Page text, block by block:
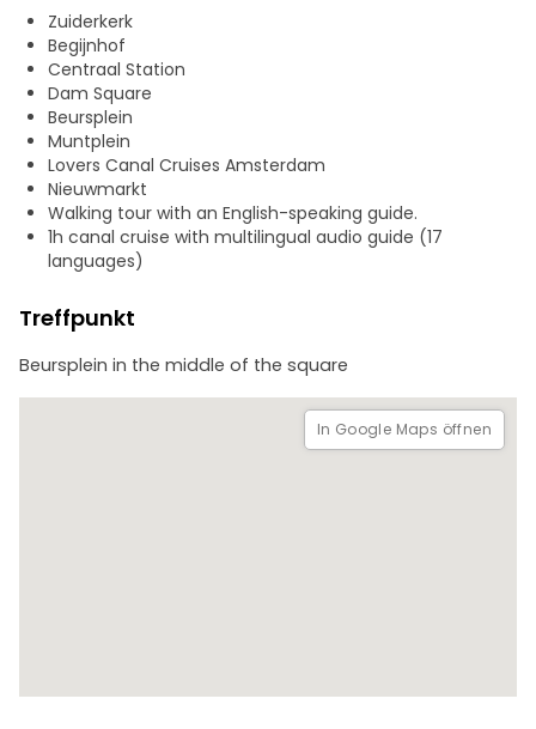
Von der wilden Geschichte der Prostitution und der
Entkriminalisierung von Drogen bis hin zur Tragödie der
Geschichte Anne Franks und der Besetzung durch die Nazis
- das Ziel ist es, Ihnen eine perfekte Einführung in diese
Stadt zu geben. Nach der Tour haben Sie alle Zeit der Welt,
um mit anderen Reisenden die Stadt weiter zu erkunden.
Ob Sie nun eines der berühmten Amsterdamer Museen
besuchen oder die Cafés und Bars des Jordaan-Viertels
erkunden, diese Tour wird Ihnen helfen, sich in dieser oft
verwirrenden Stadt zurechtzufinden und das Beste aus
Informationen zu einer einstündigen Bootsfahrt auf den
Grachten von Amsterdam.
Zuiderkerk
Begijnhof
Centraal Station
Dam Square
Beursplein
Muntplein
Lovers Canal Cruises Amsterdam
Nieuwmarkt
Walking tour with an English-speaking guide.
1h canal cruise with multilingual audio guide (17
languages)
Treffpunkt
Beursplein in the middle of the square
In Google Maps öffnen